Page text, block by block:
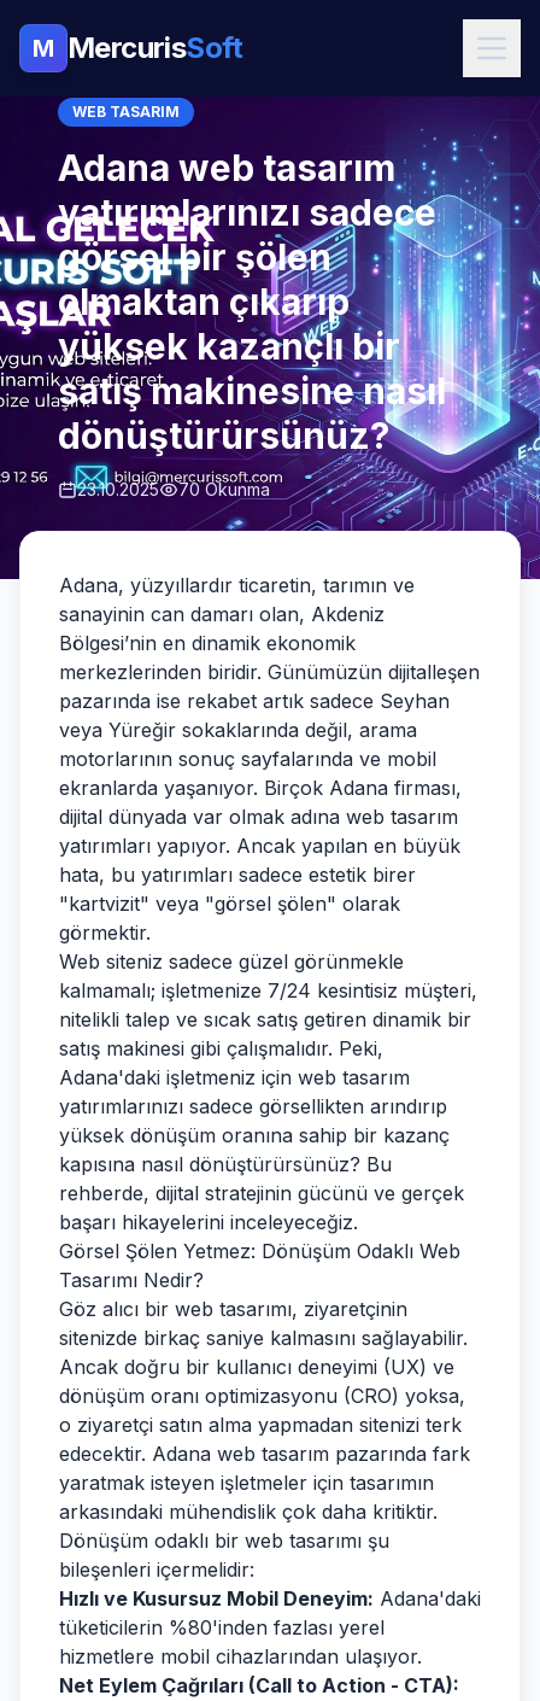
M MercurisSoft
WEB TASARIM
Adana web tasarım
yatırımlarınızı sadece
görsel bir şölen
olmaktan çıkarıp
yüksek kazançlı bir
satış makinesine nasıl
dönüştürürsünüz?
23.10.2025 70 Okunma
Adana, yüzyıllardır ticaretin, tarımın ve
sanayinin can damarı olan, Akdeniz
Bölgesi’nin en dinamik ekonomik
merkezlerinden biridir. Günümüzün dijitalleşen
pazarında ise rekabet artık sadece Seyhan
veya Yüreğir sokaklarında değil, arama
motorlarının sonuç sayfalarında ve mobil
ekranlarda yaşanıyor. Birçok Adana firması,
dijital dünyada var olmak adına web tasarım
yatırımları yapıyor. Ancak yapılan en büyük
hata, bu yatırımları sadece estetik birer
"kartvizit" veya "görsel şölen" olarak
görmektir.
Web siteniz sadece güzel görünmekle
kalmamalı; işletmenize 7/24 kesintisiz müşteri,
nitelikli talep ve sıcak satış getiren dinamik bir
satış makinesi gibi çalışmalıdır. Peki,
Adana'daki işletmeniz için web tasarım
yatırımlarınızı sadece görsellikten arındırıp
yüksek dönüşüm oranına sahip bir kazanç
kapısına nasıl dönüştürürsünüz? Bu
rehberde, dijital stratejinin gücünü ve gerçek
başarı hikayelerini inceleyeceğiz.
Görsel Şölen Yetmez: Dönüşüm Odaklı Web
Tasarımı Nedir?
Göz alıcı bir web tasarımı, ziyaretçinin
sitenizde birkaç saniye kalmasını sağlayabilir.
Ancak doğru bir kullanıcı deneyimi (UX) ve
dönüşüm oranı optimizasyonu (CRO) yoksa,
o ziyaretçi satın alma yapmadan sitenizi terk
edecektir. Adana web tasarım pazarında fark
yaratmak isteyen işletmeler için tasarımın
arkasındaki mühendislik çok daha kritiktir.
Dönüşüm odaklı bir web tasarımı şu
bileşenleri içermelidir:
Hızlı ve Kusursuz Mobil Deneyim: Adana'daki
tüketicilerin %80'inden fazlası yerel
hizmetlere mobil cihazlarından ulaşıyor.
Net Eylem Çağrıları (Call to Action - CTA):